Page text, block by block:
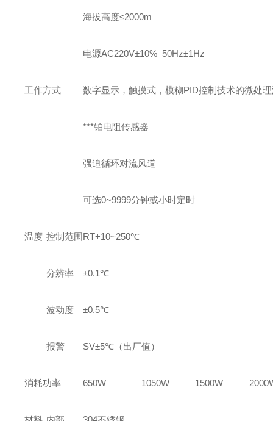
海拔高度≤2000m
电源AC220V±10% 50Hz±1Hz
工作方式 数字显示，触摸式，模糊PID控制技术的微处
***铂电阻传感器
强迫循环对流风道
可选0~9999分钟或小时定时
温度 控制范围 RT+10~250℃
分辨率 ±0.1℃
波动度 ±0.5℃
报警 SV±5℃ （出厂值）
消耗功率 650W 1050W 1500W